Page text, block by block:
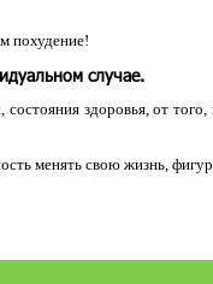
похудение!
случае.
здоровья, от
менять свою жизнь,